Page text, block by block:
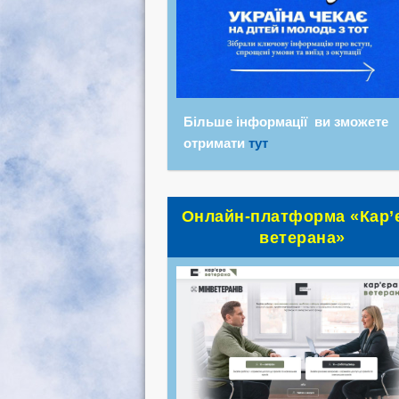
Більше інформації ви зможете
отриматитут
Онлайн-платформа
ветерана»